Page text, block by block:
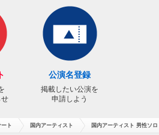
せ
公演名登録
掲載したい公演を
申請しよう
ト 国内アーティスト 国内アーティスト 男性ソロ